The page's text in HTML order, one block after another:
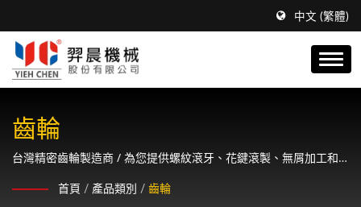
中文 (繁體)
齒輪
台灣精密齒輪製造商 / 為您提供螺紋滾牙、花鍵滾製、無屑加工和
首頁 / 產品類別 / 齒輪